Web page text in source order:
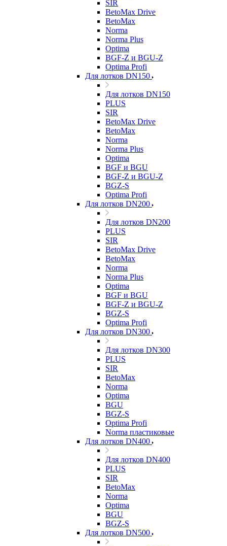
SIR
BetoMax Drive
BetoMax
Norma
Norma Plus
Optima
BGF-Z и BGU-Z
Optima Profi
Для лотков DN150
Для лотков DN150
PLUS
SIR
BetoMax Drive
BetoMax
Norma
Norma Plus
Optima
BGF и BGU
BGF-Z и BGU-Z
BGZ-S
Optima Profi
Для лотков DN200
Для лотков DN200
PLUS
SIR
BetoMax Drive
BetoMax
Norma
Norma Plus
Optima
BGF и BGU
BGF-Z и BGU-Z
BGZ-S
Optima Profi
Для лотков DN300
Для лотков DN300
PLUS
SIR
BetoMax
Norma
Optima
BGU
BGZ-S
Optima Profi
Norma пластиковые
Для лотков DN400
Для лотков DN400
PLUS
SIR
BetoMax
Norma
Optima
BGU
BGZ-S
Для лотков DN500